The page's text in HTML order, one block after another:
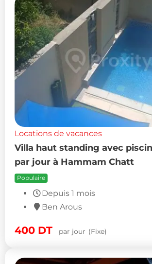
Locations de vacances
Villa haut standing avec
par jour à Hammam Chatt
Populaire
Depuis 1 mois
Ben Arous
400 DT par jour (Fixe)